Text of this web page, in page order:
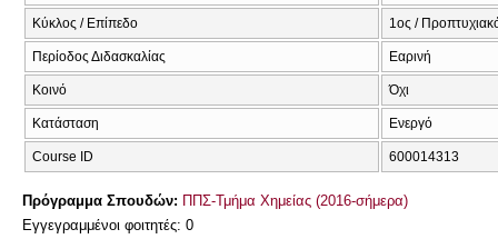
Κύκλος / Επίπεδο 1ος /
Περίοδος Διδασκαλίας Εαρινή
Κοινό Όχι
Κατάσταση Ενεργό
Course ID 600014313
Πρόγραμμα Σπουδών: ΠΠΣ-Τμήμα Χημείας (2016-σήμερα)
Εγγεγραμμένοι φοιτητές: 0